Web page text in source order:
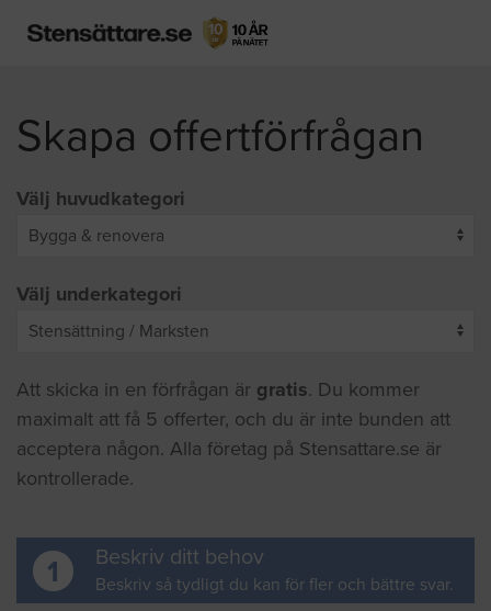
Skapa offertförfrågan
Välj huvudkategori
Välj underkategori
Att skicka in en förfrågan är gratis. Du kommer
maximalt att få 5 offerter, och du är inte bunden att
acceptera någon. Alla företag på Stensattare.se är
kontrollerade.
1 Beskriv ditt behov
Beskriv så tydligt du kan för fler och bättre svar.